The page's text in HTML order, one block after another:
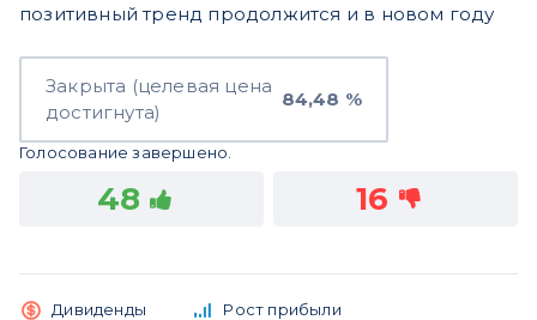
позитивный тренд продолжится и в новом году
Закрыта (целевая цена
достигнута)
84,48 %
Голосование завершено.
48 16
Дивиденды Рост прибыли